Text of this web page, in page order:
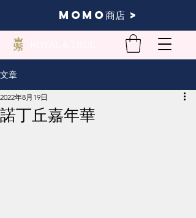
momo商店 >
文章
諾丁丘嘉年華
2022年8月19日